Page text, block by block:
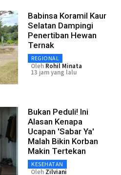
Babinsa Koramil Kaur
Selatan Dampingi
Penertiban Hewan
Ternak
REGIONAL
Oleh Rohil Minata
13 jam yang lalu
Bukan Peduli! Ini
Alasan Kenapa
Ucapan 'Sabar Ya'
Malah Bikin Korban
Makin Tertekan
KESEHATAN
Oleh Zilviani